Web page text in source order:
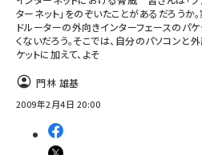
ターネット」をのぞいたことがあるだろうか
ドルーターの外向きインターフェースのパ
くないだろう。そこでは、自分のパソコン
ケットに加えて、よそ
門林 雄基
2009年2月4日 20:00